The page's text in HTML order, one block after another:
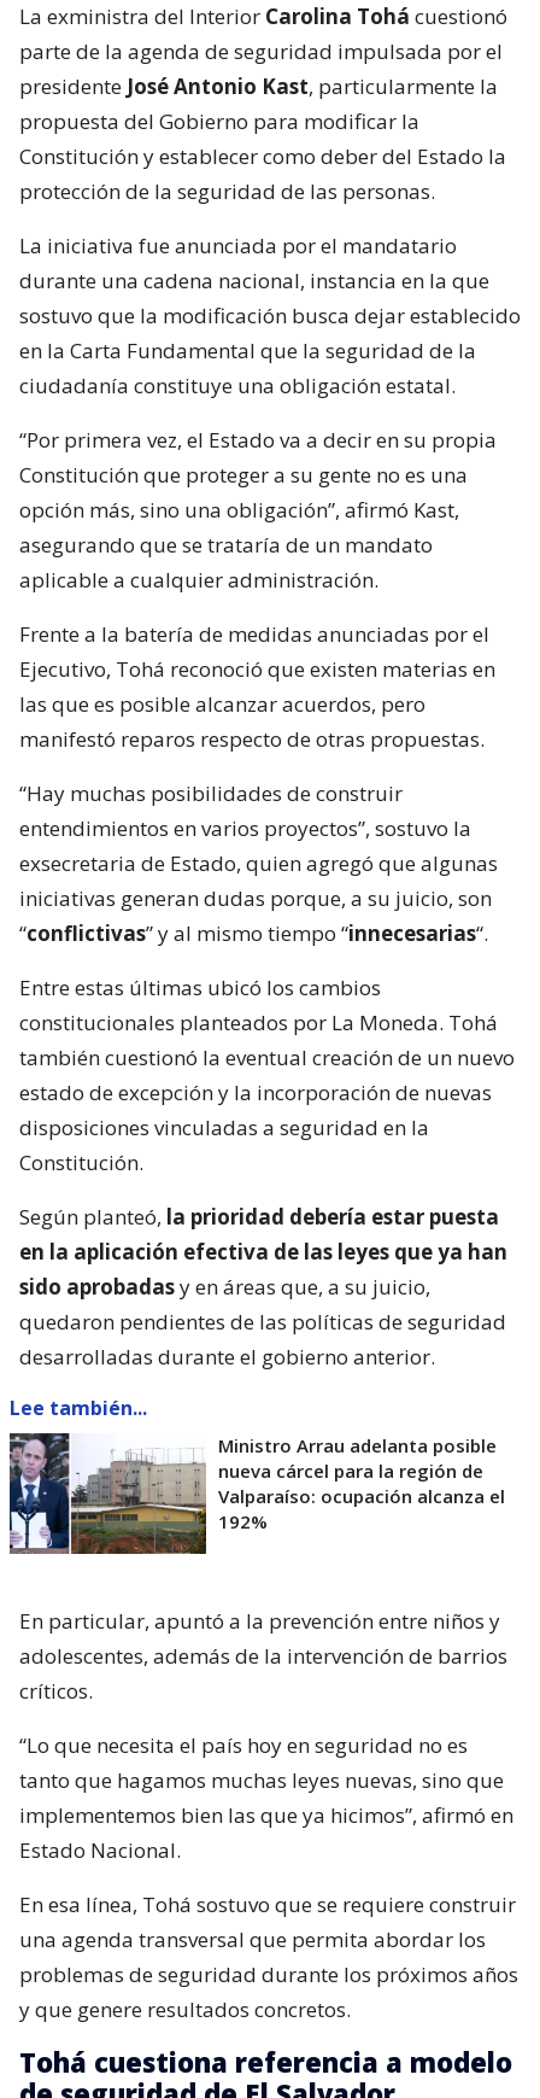
La exministra del Interior Carolina Tohá cuestionó
parte de la agenda de seguridad impulsada por el
presidente José Antonio Kast, particularmente la
propuesta del Gobierno para modificar la
Constitución y establecer como deber del Estado la
protección de la seguridad de las personas.
La iniciativa fue anunciada por el mandatario
durante una cadena nacional, instancia en la que
sostuvo que la modificación busca dejar establecido
en la Carta Fundamental que la seguridad de la
ciudadanía constituye una obligación estatal.
“Por primera vez, el Estado va a decir en su propia
Constitución que proteger a su gente no es una
opción más, sino una obligación”, afirmó Kast,
asegurando que se trataría de un mandato
aplicable a cualquier administración.
Frente a la batería de medidas anunciadas por el
Ejecutivo, Tohá reconoció que existen materias en
las que es posible alcanzar acuerdos, pero
manifestó reparos respecto de otras propuestas.
“Hay muchas posibilidades de construir
entendimientos en varios proyectos”, sostuvo la
exsecretaria de Estado, quien agregó que algunas
iniciativas generan dudas porque, a su juicio, son
“conflictivas” y al mismo tiempo “innecesarias“.
Entre estas últimas ubicó los cambios
constitucionales planteados por La Moneda. Tohá
también cuestionó la eventual creación de un nuevo
estado de excepción y la incorporación de nuevas
disposiciones vinculadas a seguridad en la
Constitución.
Según planteó, la prioridad debería estar puesta
en la aplicación efectiva de las leyes que ya han
sido aprobadasy en áreas que, a su juicio,
quedaron pendientes de las políticas de seguridad
desarrolladas durante el gobierno anterior.
Lee también...
Ministro Arrau adelanta posible
nueva cárcel para la región de
Valparaíso: ocupación alcanza el
192%
En particular, apuntó a la prevención entre niños y
adolescentes, además de la intervención de barrios
críticos.
“Lo que necesita el país hoy en seguridad no es
tanto que hagamos muchas leyes nuevas, sino que
implementemos bien las que ya hicimos”, afirmó en
Estado Nacional.
En esa línea, Tohá sostuvo que se requiere construir
una agenda transversal que permita abordar los
problemas de seguridad durante los próximos años
y que genere resultados concretos.
Tohá cuestiona referencia a modelo